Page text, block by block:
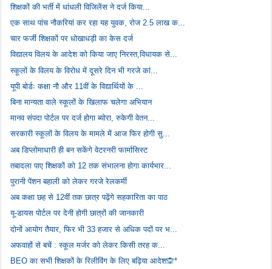
शिक्षकों की भर्ती में धांधली विजिलेंस ने दर्ज किया...
एक साथ पांच नौकरियां कर रहा यह युवक, रोज 2.5 लाख क...
चार फर्जी शिक्षकों पर धोखाधड़ी का केस दर्ज
विद्यालय विलय के आदेश को किया जाए निरस्त,विधायक से...
स्कूलों के विलय के विरोध में दूसरे दिन भी गरजे कां...
यूपी बोर्डः कक्षा नौ और 11वीं के विद्यार्थियों के ...
बिना मान्यता वाले स्कूलों के खिलाफ चलेगा अभियान
मानव संपदा पोर्टल पर दर्ज होगा ब्योरा, रुकेगी वेतन...
सरकारी स्कूलों के विलय के मामले में आज फिर होगी सु...
अब डिप्लोमाधारी ही बन सकेंगे वेटरनरी फार्मासिस्ट
तबादला पाए शिक्षकों को 12 तक संभालना होगा कार्यभार...
पुरानी पेंशन बहाली को लेकर गरजे रेलकर्मी
अब कक्षा छह से 12वीं तक छात्र पढ़ेंगे सहकारिता का पाठ
यू-डायस पोर्टल पर देनी होगी छात्रों की जानकारी
दोनों आयोग तैयार, फिर भी 33 हजार से अधिक पदों पर भ...
अफवाहों से बचें : स्कूल मर्जर को लेकर किसी तरह क...
BEO का सभी शिक्षकों के रिलीविंग के लिए बढ़िया आदेश🙊*